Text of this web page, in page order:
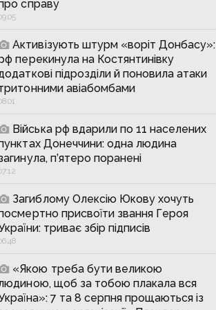
справу
Активізують штурм «воріт Донбасу»:
перекинула на Костянтинівку
підрозділи й поновила атаки
авіабомбами
Війська рф вдарили по 11 населених
Донеччини: одна людина
п’ятеро поранені
Загиблому Олексію Юкову хочуть
присвоїти звання Героя
триває збір підписів
«Якою треба бути великою
щоб за тобою плакала вся
7 та 8 серпня прощаються із